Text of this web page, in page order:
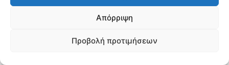
Απόρριψη
Προβολή προτιμήσεων